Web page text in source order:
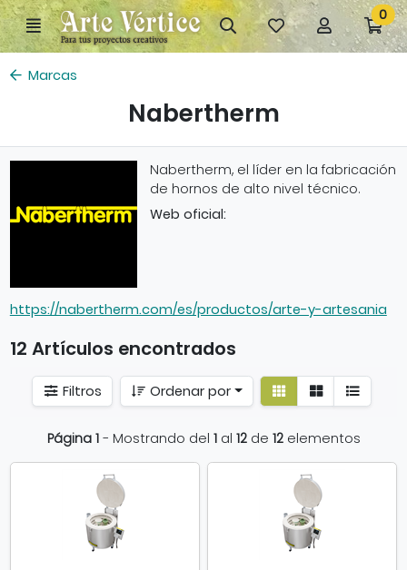
Ir al contenido principal de la página
Menú Búsqueda
Mis
artículos
Mi
cuenta
Ir
a
0
Marcas
Nabertherm
Nabertherm, el líder en la fabricación
de hornos de alto nivel técnico.
Web oficial:
https://nabertherm.com/es/productos/arte-y-artesania
12 Artículos encontrados
Filtros Ordenar por
Ver
detallelistado
Página 1- Mostrando del 1al 12de 12elementos